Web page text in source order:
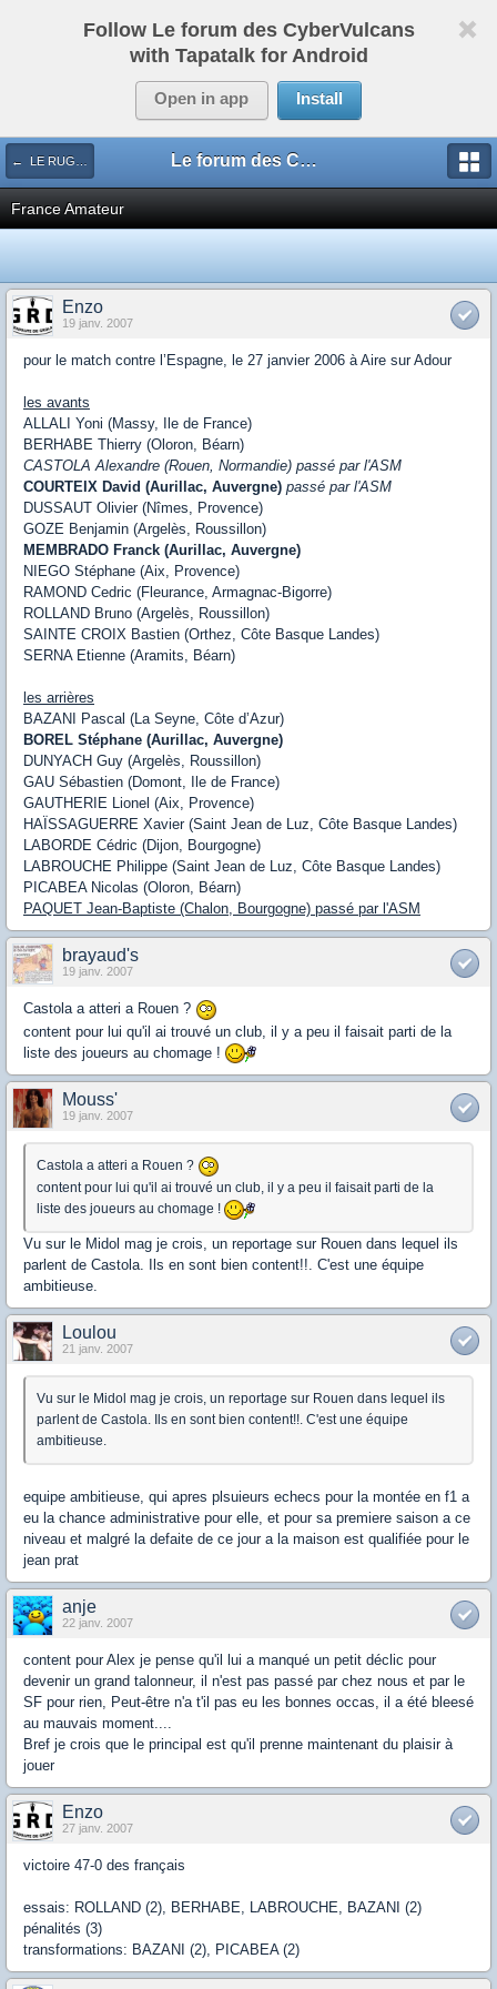
Follow Le forum des CyberVulcans
with Tapatalk for Android
Open in app Install
← LE RUGBY DE CHEZ NOUS Le forum des CyberVulcans
France Amateur
Enzo
19 janv. 2007
pour le match contre l’Espagne, le 27 janvier 2006 à Aire sur Adour
les avants
ALLALI Yoni (Massy, Ile de France)
BERHABE Thierry (Oloron, Béarn)
CASTOLA Alexandre (Rouen, Normandie) passé par l'ASM
COURTEIX David (Aurillac, Auvergne) passé par l'ASM
DUSSAUT Olivier (Nîmes, Provence)
GOZE Benjamin (Argelès, Roussillon)
MEMBRADO Franck (Aurillac, Auvergne)
NIEGO Stéphane (Aix, Provence)
RAMOND Cedric (Fleurance, Armagnac-Bigorre)
ROLLAND Bruno (Argelès, Roussillon)
SAINTE CROIX Bastien (Orthez, Côte Basque Landes)
SERNA Etienne (Aramits, Béarn)
les arrières
BAZANI Pascal (La Seyne, Côte d’Azur)
BOREL Stéphane (Aurillac, Auvergne)
DUNYACH Guy (Argelès, Roussillon)
GAU Sébastien (Domont, Ile de France)
GAUTHERIE Lionel (Aix, Provence)
HAÏSSAGUERRE Xavier (Saint Jean de Luz, Côte Basque Landes)
LABORDE Cédric (Dijon, Bourgogne)
LABROUCHE Philippe (Saint Jean de Luz, Côte Basque Landes)
PICABEA Nicolas (Oloron, Béarn)
PAQUET Jean-Baptiste (Chalon, Bourgogne) passé par l'ASM
brayaud's
19 janv. 2007
Castola a atteri a Rouen ?
content pour lui qu'il ai trouvé un club, il y a peu il faisait parti de la
liste des joueurs au chomage !
Mouss'
19 janv. 2007
Castola a atteri a Rouen ?
content pour lui qu'il ai trouvé un club, il y a peu il faisait parti de la
liste des joueurs au chomage !
Vu sur le Midol mag je crois, un reportage sur Rouen dans lequel ils
parlent de Castola. Ils en sont bien content!!. C'est une équipe
ambitieuse.
Loulou
21 janv. 2007
Vu sur le Midol mag je crois, un reportage sur Rouen dans lequel ils
parlent de Castola. Ils en sont bien content!!. C'est une équipe
ambitieuse.
equipe ambitieuse, qui apres plsuieurs echecs pour la montée en f1 a
eu la chance administrative pour elle, et pour sa premiere saison a ce
niveau et malgré la defaite de ce jour a la maison est qualifiée pour le
jean prat
anje
22 janv. 2007
content pour Alex je pense qu'il lui a manqué un petit déclic pour
devenir un grand talonneur, il n'est pas passé par chez nous et par le
SF pour rien, Peut-être n'a t'il pas eu les bonnes occas, il a été bleesé
au mauvais moment....
Bref je crois que le principal est qu'il prenne maintenant du plaisir à
jouer
Enzo
27 janv. 2007
victoire 47-0 des français
essais: ROLLAND (2), BERHABE, LABROUCHE, BAZANI (2)
pénalités (3)
transformations: BAZANI (2), PICABEA (2)